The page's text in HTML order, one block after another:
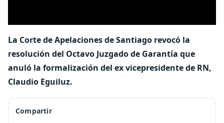
La Corte de Apelaciones de Santiago revocó la
resolución del Octavo Juzgado de Garantía que
anuló la formalización del ex vicepresidente de RN,
Claudio Eguiluz.
Compartir